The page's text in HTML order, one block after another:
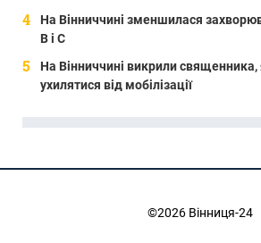
На Вінниччині зменшилася
В і С
На Вінниччині викрили
ухилятися від мобілізації
©2026 Вінниця-24